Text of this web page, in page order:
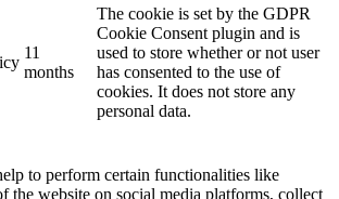
11
months
The cookie is set by the GDPR
Cookie Consent plugin and is
used to store whether or not user
has consented to the use of
cookies. It does not store any
personal data.
to perform certain functionalities like
the website on social media platforms, collect